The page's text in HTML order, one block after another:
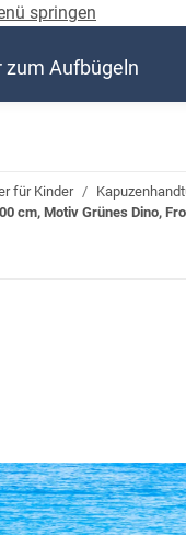
springen
zum Aufbügeln
für Kinder
cm, Motiv Grünes Dino,